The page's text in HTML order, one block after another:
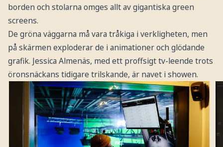
borden och stolarna omges allt av gigantiska green
screens.
De gröna väggarna må vara tråkiga i verkligheten, men
på skärmen exploderar de i animationer och glödande
grafik. Jessica Almenäs, med ett proffsigt tv-leende trots
öronsnäckans tidigare trilskande, är navet i showen.